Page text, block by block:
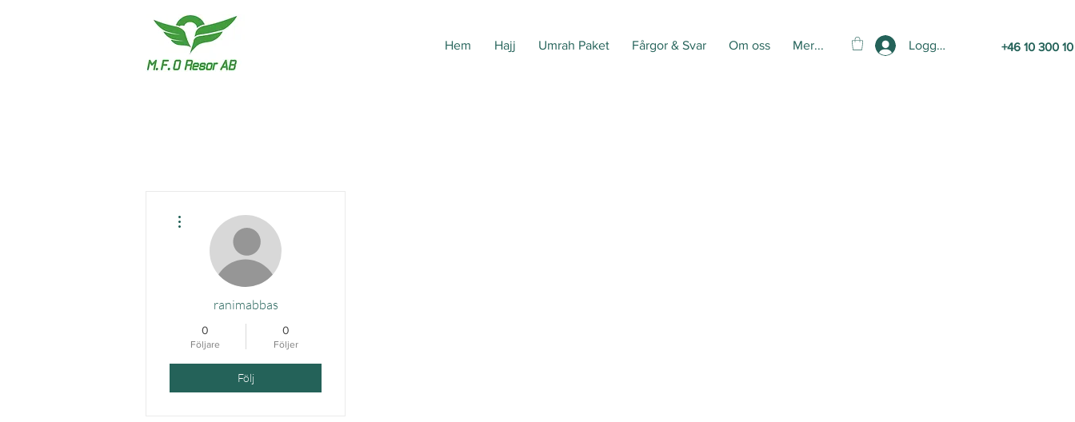
Hem Hajj Umrah Paket Fårgor & Svar Om oss Mer... Logga in +46 10 300
ranimabbas
0
Följare
0
Följer
Följ